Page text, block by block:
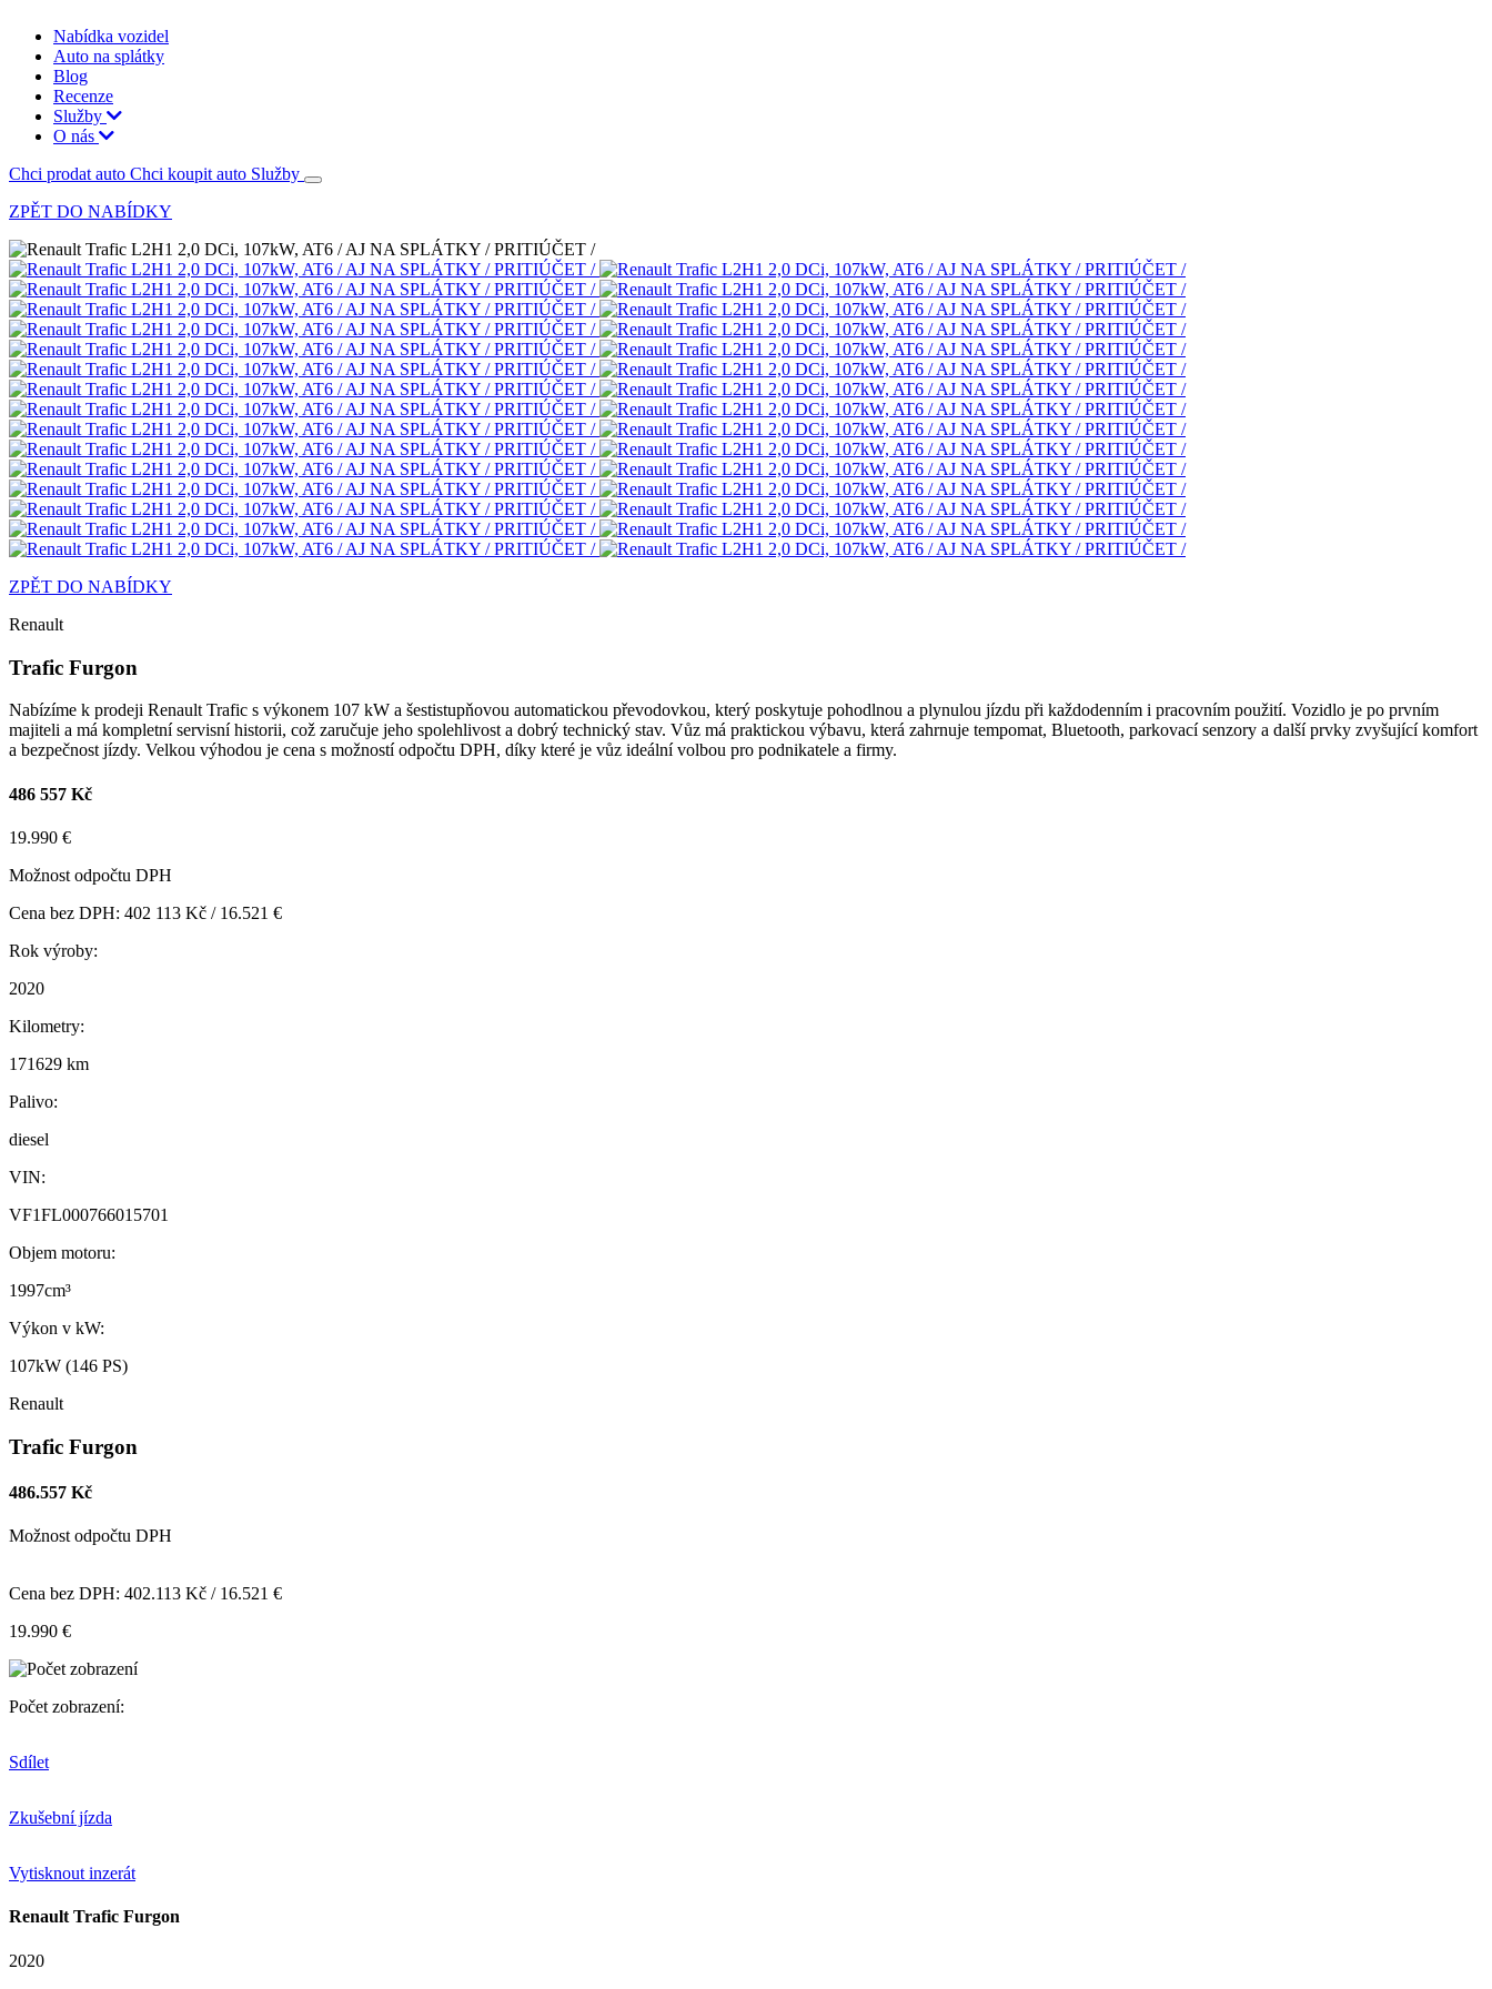
Nabídka vozidel
Auto na splátky
Blog
Recenze
Služby
O nás
Chci prodat auto Chci koupit auto Služby
ZPĚT DO NABÍDKY
ZPĚT DO NABÍDKY
Renault
Trafic Furgon
Nabízíme k prodeji Renault Trafic s výkonem 107 kW a šestistupňovou automatickou převodovkou, který poskytuje pohodlnou a plynulou jízdu při každodenním i pracovním použití. Vozidlo je po prvním
majiteli a má kompletní servisní historii, což zaručuje jeho spolehlivost a dobrý technický stav. Vůz má praktickou výbavu, která zahrnuje tempomat, Bluetooth, parkovací senzory a další prvky zvyšující komfort
a bezpečnost jízdy. Velkou výhodou je cena s možností odpočtu DPH, díky které je vůz ideální volbou pro podnikatele a firmy.
486 557 Kč
19.990 €
Možnost odpočtu DPH
Cena bez DPH: 402 113 Kč / 16.521 €
Rok výroby:
2020
Kilometry:
171629 km
Palivo:
diesel
VIN:
VF1FL000766015701
Objem motoru:
1997cm³
Výkon v kW:
107kW (146 PS)
Renault
Trafic Furgon
486.557 Kč
Možnost odpočtu DPH
Cena bez DPH: 402.113 Kč / 16.521 €
19.990 €
Počet zobrazení:
Sdílet
Zkušební jízda
Vytisknout inzerát
Renault Trafic Furgon
2020